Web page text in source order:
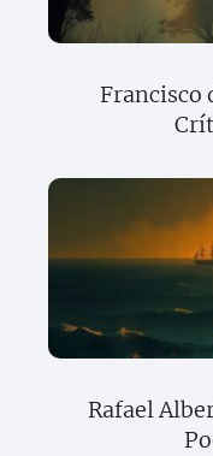
Francisco
Rafael